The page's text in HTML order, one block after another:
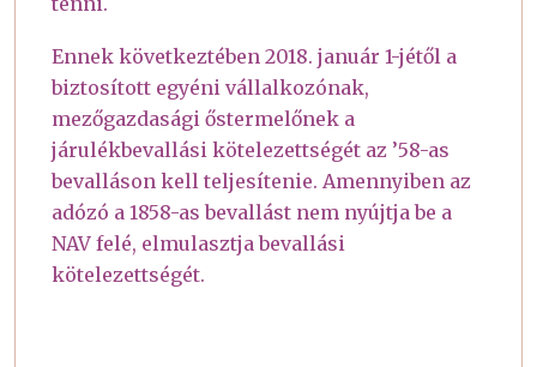
Ennek következtében 2018. január 1-jétől a
biztosított egyéni vállalkozónak,
mezőgazdasági őstermelőnek a
járulékbevallási kötelezettségét az ’58-as
bevalláson kell teljesítenie. Amennyiben az
adózó a 1858-as bevallást nem nyújtja be a
NAV felé, elmulasztja bevallási
kötelezettségét.